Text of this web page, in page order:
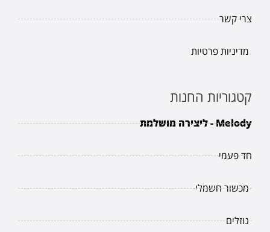
צרי קשר
מדיניות פרטיות
קטגוריות החנות
Melody - ליצירה מושלמת
חד פעמי
מכשור חשמלי
נוזלים